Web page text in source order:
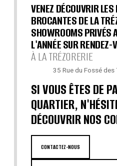
VENEZ DÉCOUVRIR
BROCANTES DE LA
SHOWROOMS PRIVÉS
L'ANNÉE SUR RENDEZ-
À LA TRÉZORERIE
35 Rue du Fossé
SI VOUS ÊTES DE
QUARTIER,
DÉCOUVRIR NOS
CONTACTEZ-NOUS